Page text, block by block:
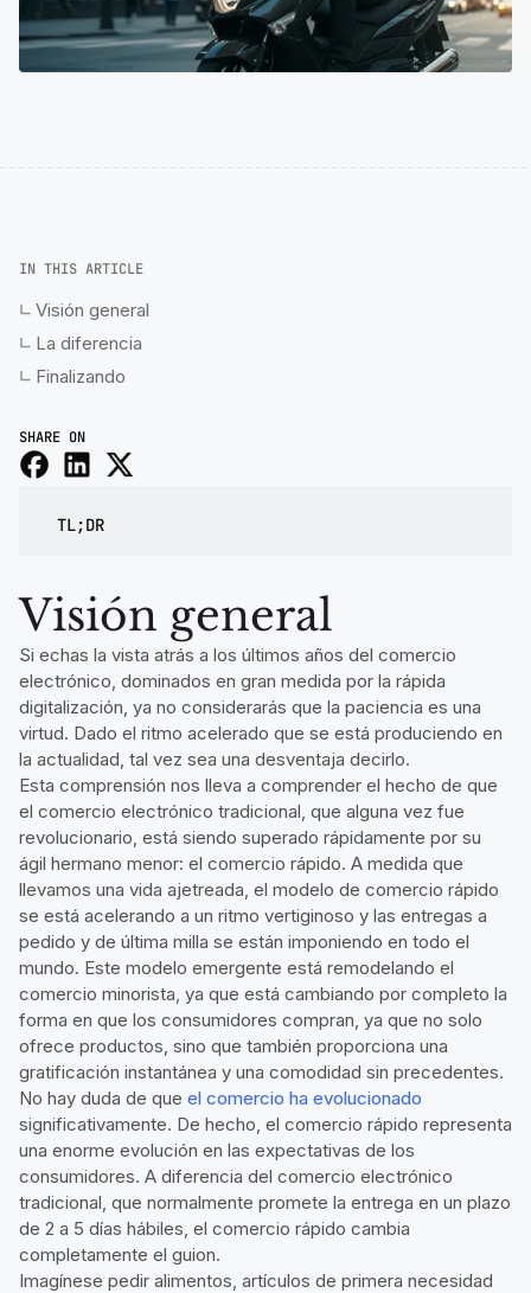
IN THIS ARTICLE
Visión general
La diferencia
Finalizando
SHARE ON
TL;DR
Visión general
Si echas la vista atrás a los últimos años del comercio
electrónico, dominados en gran medida por la rápida
digitalización, ya no considerarás que la paciencia es una
virtud. Dado el ritmo acelerado que se está produciendo en
la actualidad, tal vez sea una desventaja decirlo.
Esta comprensión nos lleva a comprender el hecho de que
el comercio electrónico tradicional, que alguna vez fue
revolucionario, está siendo superado rápidamente por su
ágil hermano menor: el comercio rápido. A medida que
llevamos una vida ajetreada, el modelo de comercio rápido
se está acelerando a un ritmo vertiginoso y las entregas a
pedido y de última milla se están imponiendo en todo el
mundo. Este modelo emergente está remodelando el
comercio minorista, ya que está cambiando por completo la
forma en que los consumidores compran, ya que no solo
ofrece productos, sino que también proporciona una
gratificación instantánea y una comodidad sin precedentes.
No hay duda de que el comercio ha evolucionado
significativamente. De hecho, el comercio rápido representa
una enorme evolución en las expectativas de los
consumidores. A diferencia del comercio electrónico
tradicional, que normalmente promete la entrega en un plazo
de 2 a 5 días hábiles, el comercio rápido cambia
completamente el guion.
Imagínese pedir alimentos, artículos de primera necesidad